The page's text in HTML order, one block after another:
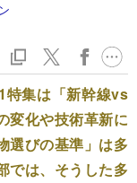
特集は「新幹線vs
化や技術革新に
選びの基準」は多
では、そうした多